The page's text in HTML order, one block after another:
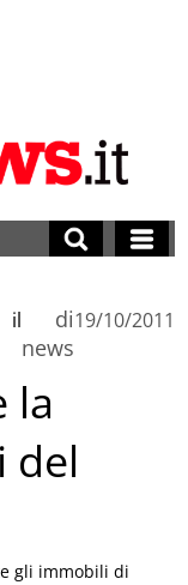
di
news
il 19/10/2011
la
del
gli immobili di